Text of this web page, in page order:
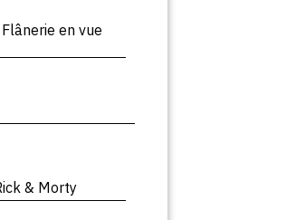
en vue
& Morty